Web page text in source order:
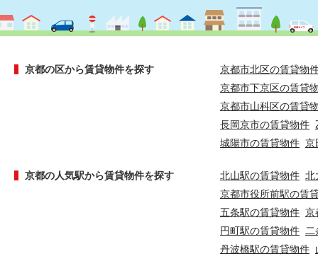
京都の区から賃貸物件を探す
京都市北区の賃貸物
京都市下京区の賃貸
京都市山科区の賃貸
長岡京市の賃貸物件
城陽市の賃貸物件 京
京都の人気駅から賃貸物件を探す 北山駅の賃貸物件 北
京都市役所前駅の賃
五条駅の賃貸物件 京
円町駅の賃貸物件
丹波橋駅の賃貸物件